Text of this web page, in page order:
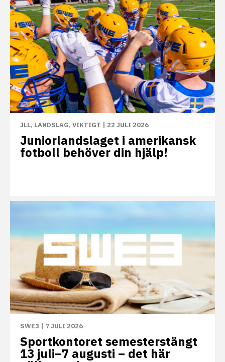
JLL, LANDSLAG, VIKTIGT | 22 JULI 2026
Juniorlandslaget i amerikansk
fotboll behöver din hjälp!
SWE3 | 7 JULI 2026
Sportkontoret semesterstängt
13 juli–7 augusti – det här